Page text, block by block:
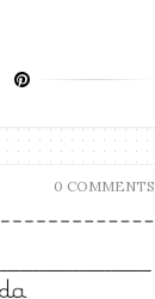
0 COMMENTS